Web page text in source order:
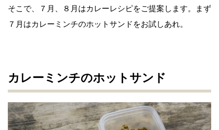
そこで、７月、８月はカレーレシピをご提案します。
まず
７月はカレーミンチのホットサンドをお試しあれ。
カレーミンチのホットサンド